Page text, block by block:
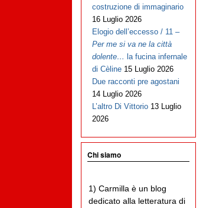
costruzione di immaginario
16 Luglio 2026
Elogio dell’eccesso / 11 –
Per me si va ne la città
dolente… la fucina infernale
di Cèline 15 Luglio 2026
Due racconti pre agostani
14 Luglio 2026
L’altro Di Vittorio 13 Luglio
2026
Chi siamo
1) Carmilla è un blog
dedicato alla letteratura di